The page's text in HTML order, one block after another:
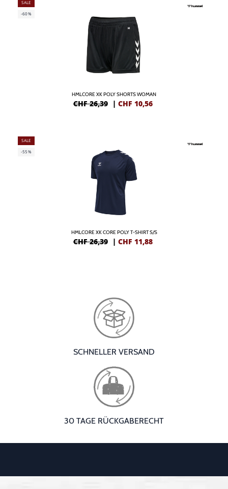
SALE
-60%
HMLCORE XK POLY SHORTS WOMAN
CHF 26,39 | CHF 10,56
SALE
-55%
HMLCORE XK CORE POLY T-SHIRT S/S
CHF 26,39 | CHF 11,88
SCHNELLER VERSAND
30 TAGE RÜCKGABERECHT